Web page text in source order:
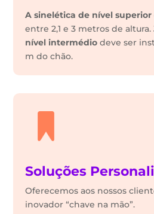
A sinelética de nível superior
entre 2,1 e 3 metros de altura.
nível intermédiodeve ser
m do chão.
Soluções
Oferecemos aos nossos
inovador “chave na mão”.